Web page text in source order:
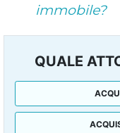
immobile?
QUALE